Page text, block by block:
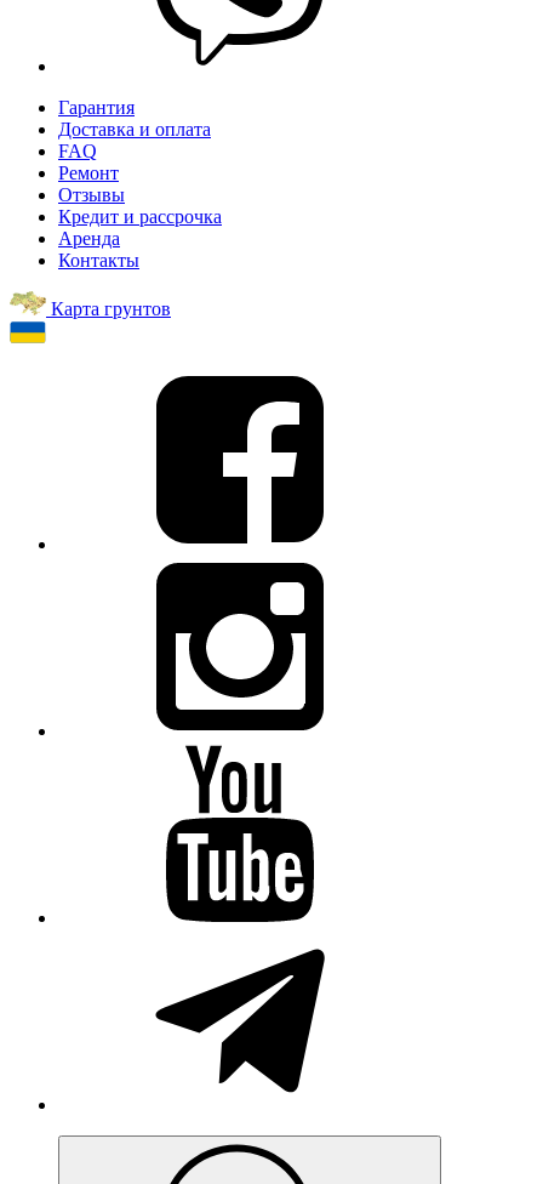
Гарантия
Доставка и оплата
FAQ
Ремонт
Отзывы
Кредит и рассрочка
Аренда
Контакты
Карта грунтов